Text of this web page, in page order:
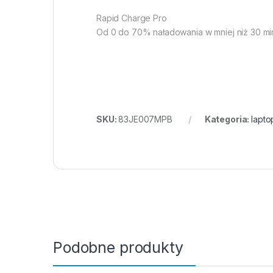
Rapid Charge Pro
Od 0 do 70% naładowania w mniej niż 30
SKU:83JE007MPB Kategoria:
Podobne produkty